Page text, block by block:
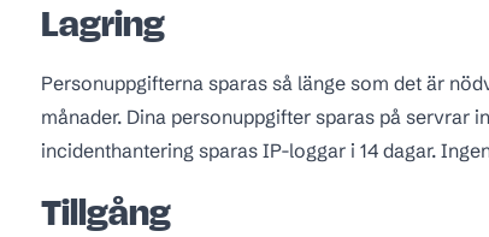
Lagring
Personuppgifterna sparas så länge som det är
månader. Dina personuppgifter sparas på servrar
incidenthantering sparas IP-loggar i 14 dagar.
Tillgång